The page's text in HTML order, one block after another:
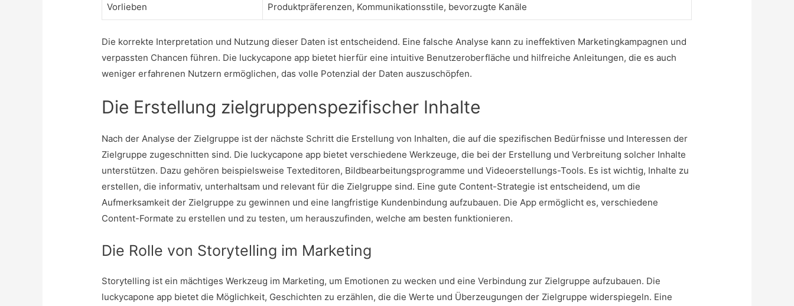
Vorlieben Produktpräferenzen, Kommunikationsstile, bevorzugte Kanäle
Die korrekte Interpretation und Nutzung dieser Daten ist entscheidend. Eine falsche Analyse kann zu ineffektiven Marketingkampagnen und
verpassten Chancen führen. Die luckycapone app bietet hierfür eine intuitive Benutzeroberfläche und hilfreiche Anleitungen, die es auch
weniger erfahrenen Nutzern ermöglichen, das volle Potenzial der Daten auszuschöpfen.
Die Erstellung zielgruppenspezifischer Inhalte
Nach der Analyse der Zielgruppe ist der nächste Schritt die Erstellung von Inhalten, die auf die spezifischen Bedürfnisse und Interessen der
Zielgruppe zugeschnitten sind. Die luckycapone app bietet verschiedene Werkzeuge, die bei der Erstellung und Verbreitung solcher Inhalte
unterstützen. Dazu gehören beispielsweise Texteditoren, Bildbearbeitungsprogramme und Videoerstellungs-Tools. Es ist wichtig, Inhalte zu
erstellen, die informativ, unterhaltsam und relevant für die Zielgruppe sind. Eine gute Content-Strategie ist entscheidend, um die
Aufmerksamkeit der Zielgruppe zu gewinnen und eine langfristige Kundenbindung aufzubauen. Die App ermöglicht es, verschiedene
Content-Formate zu erstellen und zu testen, um herauszufinden, welche am besten funktionieren.
Die Rolle von Storytelling im Marketing
Storytelling ist ein mächtiges Werkzeug im Marketing, um Emotionen zu wecken und eine Verbindung zur Zielgruppe aufzubauen. Die
luckycapone app bietet die Möglichkeit, Geschichten zu erzählen, die die Werte und Überzeugungen der Zielgruppe widerspiegeln. Eine